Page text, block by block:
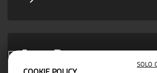
Area Partner SOLO